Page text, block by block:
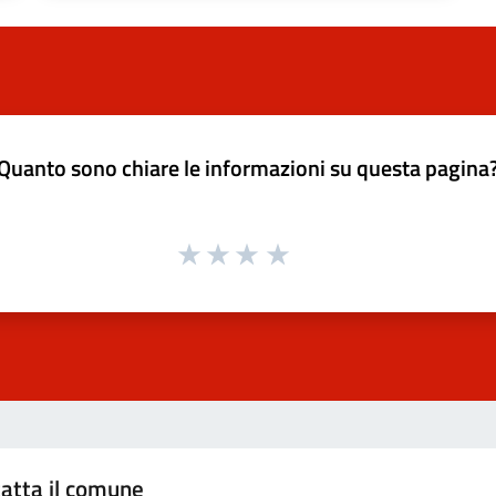
sono chiare le informazioni su questa
il comune